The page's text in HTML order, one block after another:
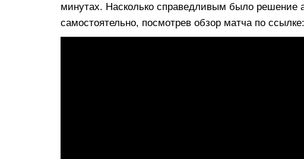
минутах. Насколько справедливым было решение
самостоятельно, посмотрев обзор матча по ссылке: